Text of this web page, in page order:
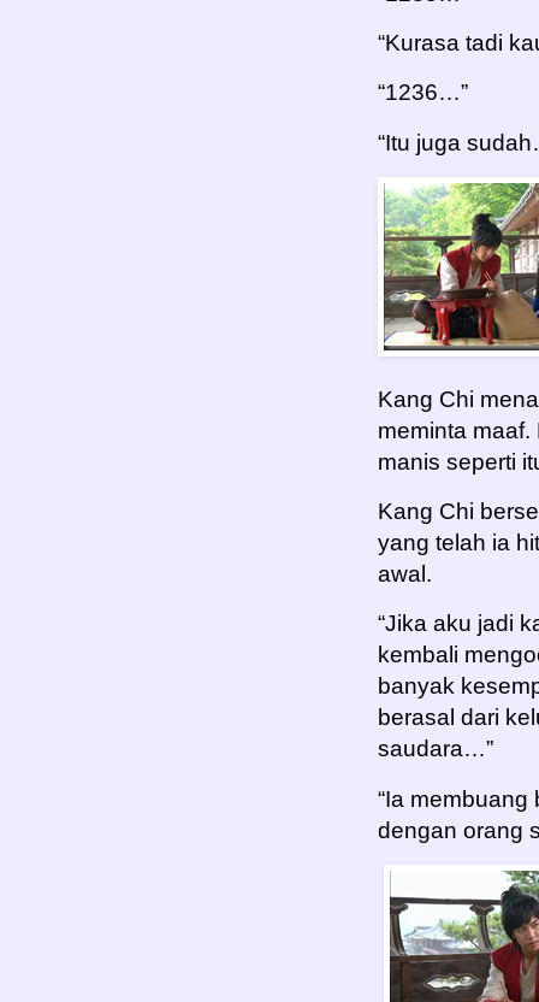
“Kurasa tadi
“1236…”
“Itu juga
Kang Chi
meminta
manis seperti
Kang Chi
yang telah ia
awal.
“Jika aku jadi
kembali
banyak
berasal dari
saudara…”
“Ia
dengan orang